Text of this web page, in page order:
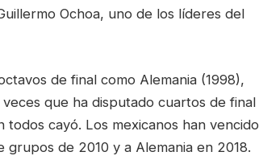
Ochoa, uno de los líderes del
de final como Alemania (1998),
que ha disputado cuartos de final
todos cayó. Los mexicanos han vencido
de 2010 y a Alemania en 2018.